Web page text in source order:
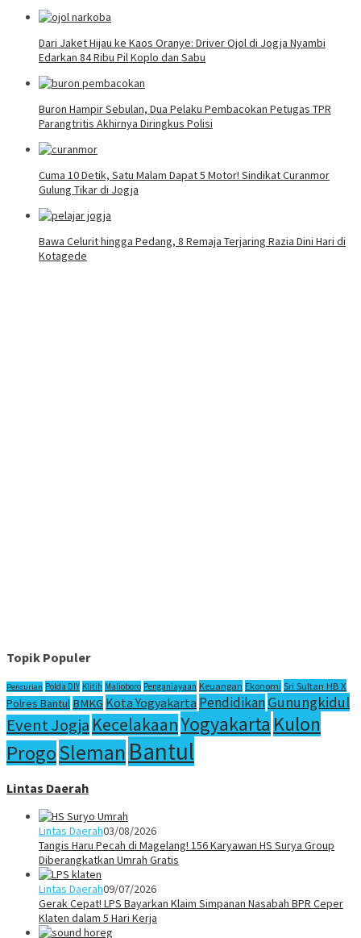
Dari Jaket Hijau ke Kaos Oranye: Driver Ojol di Jogja Nyambi
Edarkan 84 Ribu Pil Koplo dan Sabu
Buron Hampir Sebulan, Dua Pelaku Pembacokan Petugas TPR
Parangtritis Akhirnya Diringkus Polisi
Cuma 10 Detik, Satu Malam Dapat 5 Motor! Sindikat Curanmor
Gulung Tikar di Jogja
Bawa Celurit hingga Pedang, 8 Remaja Terjaring Razia Dini Hari di
Kotagede
Topik Populer
Pencurian Polda DIY Klitih Malioboro Penganiayaan Keuangan Ekonomi Sri Sultan HB X
Polres Bantul BMKG Kota Yogyakarta PendidikanGunungkidul
Event Jogja KecelakaanYogyakarta Kulon
ProgoSleman Bantul
Lintas Daerah
Lintas Daerah03/08/2026
Tangis Haru Pecah di Magelang! 156 Karyawan HS Surya Group
Diberangkatkan Umrah Gratis
Lintas Daerah09/07/2026
Gerak Cepat! LPS Bayarkan Klaim Simpanan Nasabah BPR Ceper
Klaten dalam 5 Hari Kerja